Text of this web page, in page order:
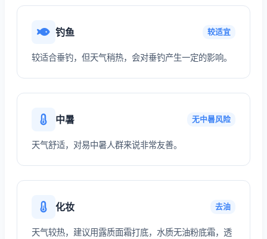
钓鱼 较适宜
较适合垂钓，但天气稍热，会对垂钓产生一定的影响。
中暑 无中暑风险
天气舒适，对易中暑人群来说非常友善。
化妆 去油
天气较热，建议用露质面霜打底，水质无油粉底霜，透